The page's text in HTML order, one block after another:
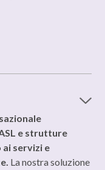
e strutture
servizi e
La nostra soluzione